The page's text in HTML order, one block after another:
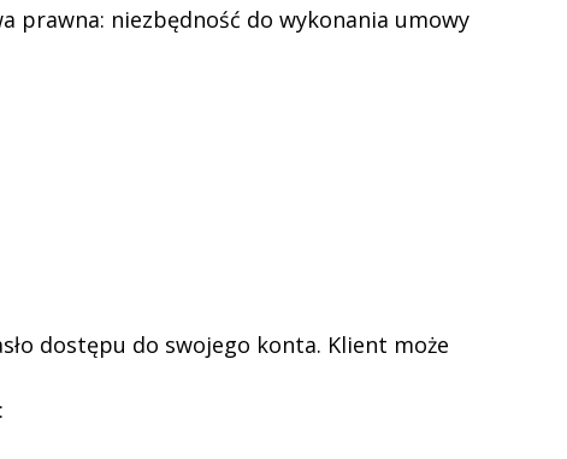
prawna: niezbędność do wykonania umowy
dostępu do swojego konta. Klient może